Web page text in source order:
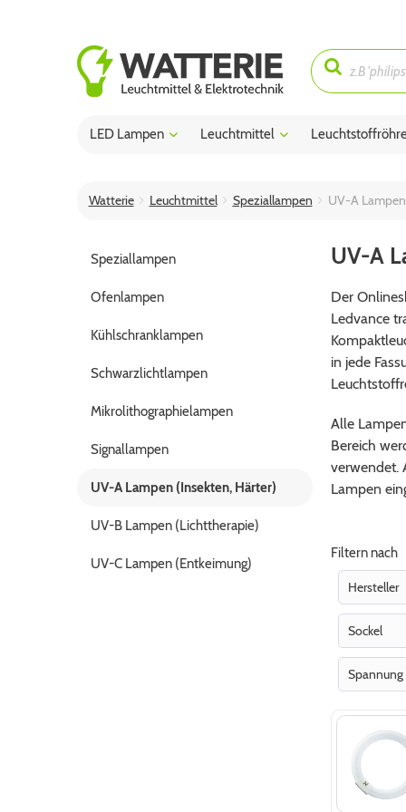
LED Lampen Leuchtmittel
Watterie Leuchtmittel Speziallampen UV-A
Speziallampen
Ofenlampen
Kühlschranklampen
Schwarzlichtlampen
Mikrolithographielampen
Signallampen
UV-A Lampen (Insekten, Härter)
UV-B Lampen (Lichttherapie)
UV-C Lampen (Entkeimung)
UV-A
Der
Ledvance
in jede
Alle
Bereich
verwendet.
Lampen
Filtern nach
Hersteller
Sockel
E27
G5
G10q
G13
Spannung
34V
50V
59V